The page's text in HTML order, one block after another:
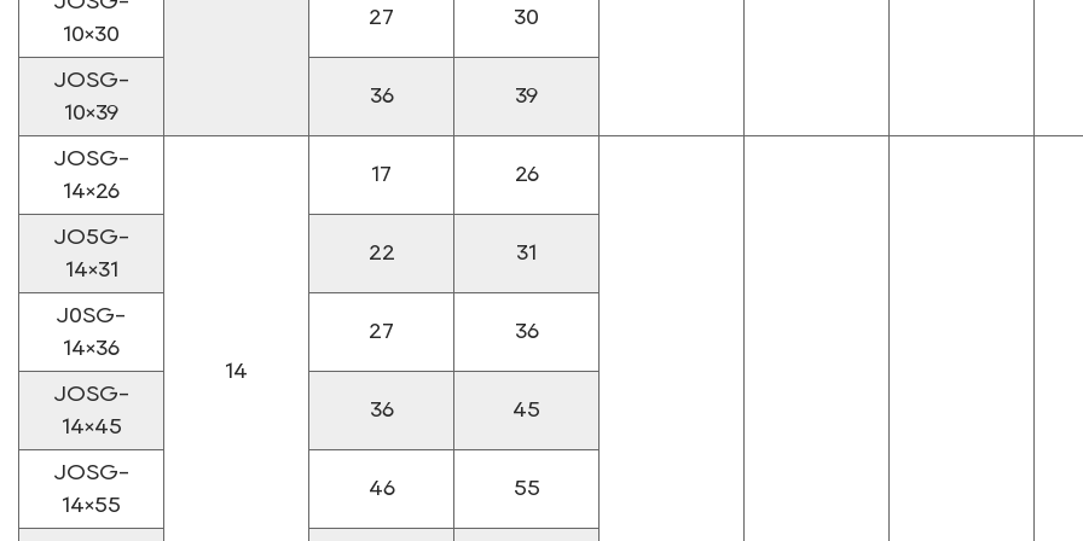
10×30
27 30
JOSG-
10×39
36 39
JOSG-
14×26
14
17 26
JO5G-
14×31
22 31
J0SG-
14×36
27 36
JOSG-
14×45
36 45
JOSG-
14×55
46 55